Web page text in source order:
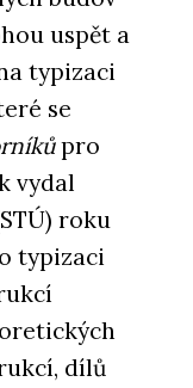
uspět a
typizaci
se
pro
vydal
roku
typizaci
dílů